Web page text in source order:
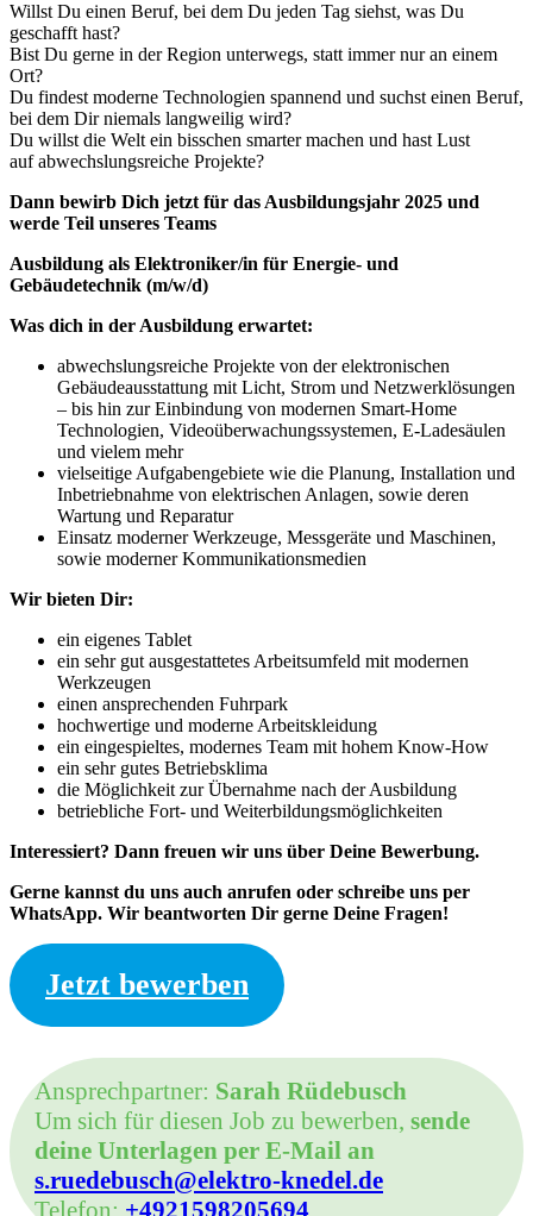
Willst Du einen Beruf, bei dem Du jeden Tag siehst, was Du
geschafft hast?
Bist Du gerne in der Region unterwegs, statt immer nur an einem
Ort?
Du findest moderne Technologien spannend und suchst einen Beruf,
bei dem Dir niemals langweilig wird?
Du willst die Welt ein bisschen smarter machen und hast Lust
auf abwechslungsreiche Projekte?
Dann bewirb Dich jetzt für das Ausbildungsjahr 2025 und
werde Teil unseres Teams
Ausbildung als Elektroniker/in für Energie- und
Gebäudetechnik (m/w/d)
Was dich in der Ausbildung erwartet:
abwechslungsreiche Projekte von der elektronischen
Gebäudeausstattung mit Licht, Strom und Netzwerklösungen
– bis hin zur Einbindung von modernen Smart-Home
Technologien, Videoüberwachungssystemen, E-Ladesäulen
und vielem mehr
vielseitige Aufgabengebiete wie die Planung, Installation und
Inbetriebnahme von elektrischen Anlagen, sowie deren
Wartung und Reparatur
Einsatz moderner Werkzeuge, Messgeräte und Maschinen,
sowie moderner Kommunikationsmedien
Wir bieten Dir:
ein eigenes Tablet
ein sehr gut ausgestattetes Arbeitsumfeld mit modernen
Werkzeugen
einen ansprechenden Fuhrpark
hochwertige und moderne Arbeitskleidung
ein eingespieltes, modernes Team mit hohem Know-How
ein sehr gutes Betriebsklima
die Möglichkeit zur Übernahme nach der Ausbildung
betriebliche Fort- und Weiterbildungsmöglichkeiten
Interessiert? Dann freuen wir uns über Deine Bewerbung.
Gerne kannst du uns auch anrufen oder schreibe uns per
WhatsApp. Wir beantworten Dir gerne Deine Fragen!
Jetzt bewerben
Ansprechpartner: Sarah Rüdebusch
Um sich für diesen Job zu bewerben, sende
deine Unterlagen per E-Mail an
s.ruedebusch@elektro-knedel.de
Telefon: +4921598205694